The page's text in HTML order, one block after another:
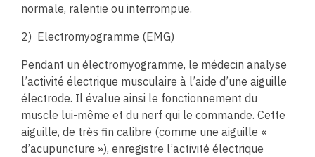
normale, ralentie ou interrompue.
2) Electromyogramme (EMG)
Pendant un électromyogramme, le médecin analyse
l’activité électrique musculaire à l’aide d’une aiguille
électrode. Il évalue ainsi le fonctionnement du
muscle lui-même et du nerf qui le commande. Cette
aiguille, de très fin calibre (comme une aiguille «
d’acupuncture »), enregistre l’activité électrique